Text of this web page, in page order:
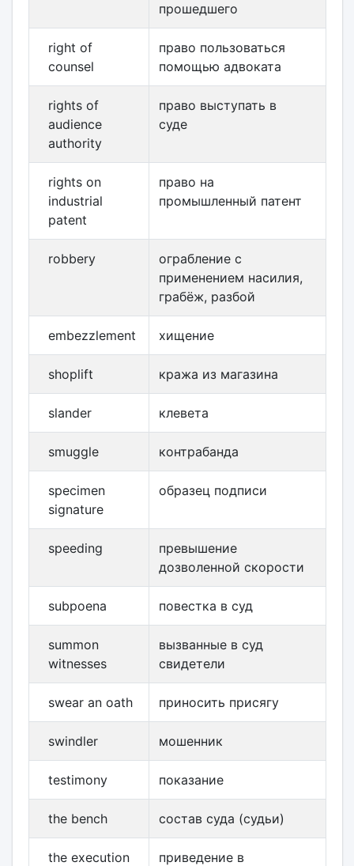
прошедшего
right of
counsel
право пользоваться
помощью адвоката
rights of
audience
authority
право выступать в
суде
rights on
industrial
patent
право на
промышленный патент
robbery
ограбление с
применением насилия,
грабёж, разбой
embezzlement хищение
shoplift кража из магазина
slander клевета
smuggle контрабанда
specimen
signature
образец подписи
speeding
превышение
дозволенной скорости
subpoena повестка в суд
summon
witnesses
вызванные в суд
свидетели
swear an oath приносить присягу
swindler мошенник
testimony показание
the bench состав суда (судьи)
the execution
приведение в